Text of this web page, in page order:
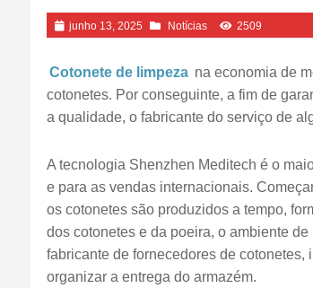
junho 13, 2025 Notícias 2509
Cotonete de limpeza na economia de
cotonetes. Por conseguinte, a fim de
a qualidade, o fabricante do serviço de
A tecnologia Shenzhen Meditech é o
e para as vendas internacionais.
os cotonetes são produzidos a tempo,
dos cotonetes e da poeira, o ambiente
fabricante de fornecedores de
organizar a entrega do armazém.